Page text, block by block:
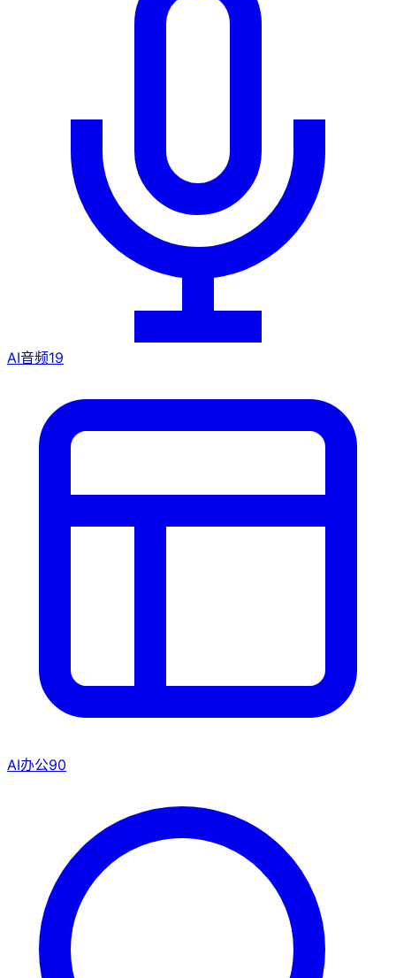
AI音频19
AI办公90